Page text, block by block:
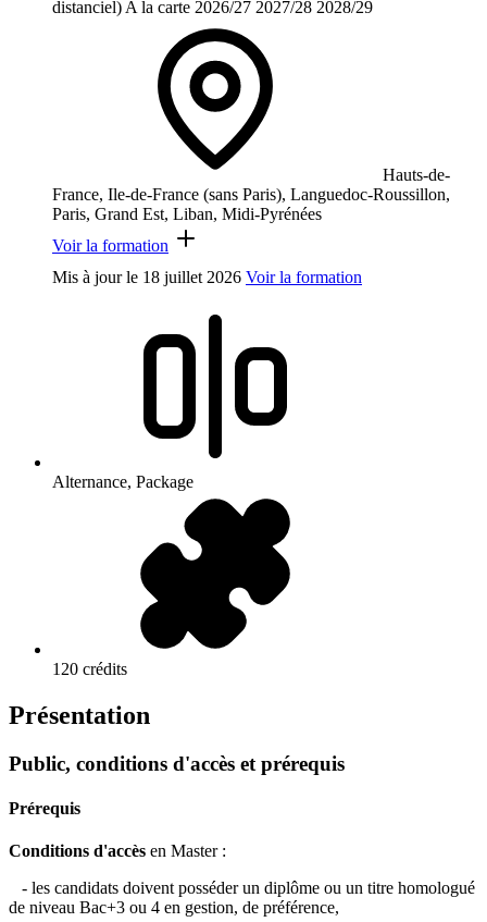
distanciel) A la carte 2026/27 2027/28 2028/29
Hauts-de-
France, Ile-de-France (sans Paris), Languedoc-Roussillon,
Paris, Grand Est, Liban, Midi-Pyrénées
Voir la formation
Mis à jour le 18 juillet 2026 Voir la formation
Alternance, Package
120 crédits
Présentation
Public, conditions d'accès et prérequis
Prérequis
Conditions d'accès en Master :
- les candidats doivent posséder un diplôme ou un titre homologué
de niveau Bac+3 ou 4 en gestion, de préférence,